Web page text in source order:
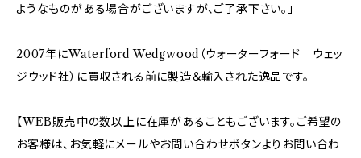
ようなものがある場合がございますが、ご了承下さい。」
2007年にWaterford Wedgwood（ウォーターフォード ウェッ
ジウッド社）に買収される前に製造＆輸入された逸品です。
【WEB販売中の数以上に在庫があることもございます。ご希望の
お客様は、お気軽にメールやお問い合わせボタンよりお問い合わ